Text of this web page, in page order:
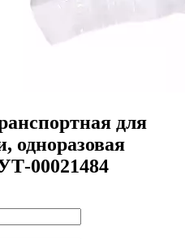
для
одноразовая
00021484